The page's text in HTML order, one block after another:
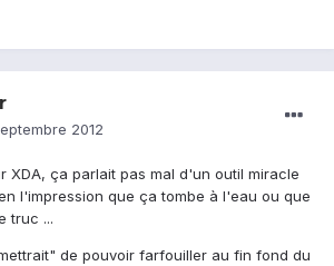
2012
XDA, ça parlait pas mal d'un outil miracle
l'impression que ça tombe à l'eau ou que
truc ...
de pouvoir farfouiller au fin fond du